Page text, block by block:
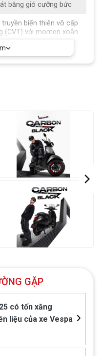
bằng gió cưỡng bức
truyền biến thiên vô cấp
(CVT) với momen xoắn
ly tâm tự động
kết hợp với lò xo ống
thủy lực hiệu ứng
lò xo ống lồng 4 vị trí
thủy lực, đĩa phanh ABS
thép không gỉ
tang trống đường kính
xăm 110/70-12″
GẶP
có tốn xăng
liệu của xe Vespa